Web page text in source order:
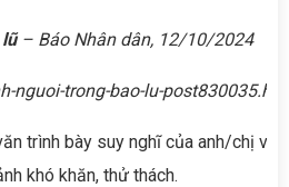
– Báo Nhân dân, 12/10/2024
nguoi-trong-bao-lu-
bày suy nghĩ của anh/chị về
khó khăn, thử thách.